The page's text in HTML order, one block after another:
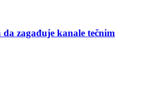
zagađuje kanale tečnim